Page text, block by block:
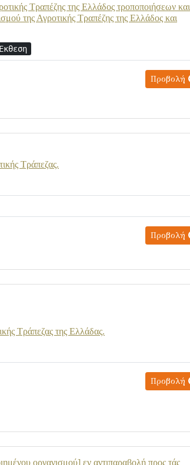
Τραπέζης της Ελλάδος τροποποιήσεων και
της Αγροτικής Τραπέζης της Ελλάδος και
Προβολή
Τράπεζας.
Προβολή
Τράπεζας της Ελλάδας.
Προβολή
οργανισμού] εν αντιπαραβολή προς τάς